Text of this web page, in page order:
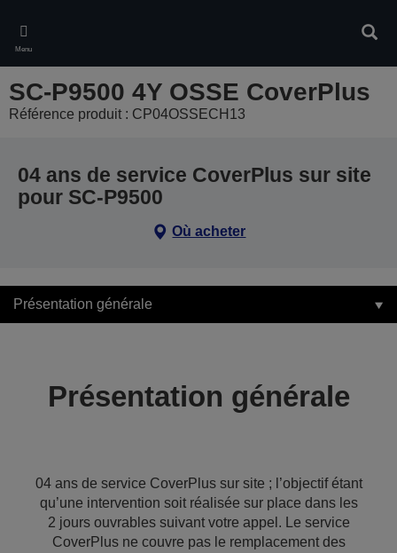
main
content
Menu
SC-P9500 4Y OSSE CoverPlus
Référence produit : CP04OSSECH13
04 ans de service CoverPlus sur site
pour SC-P9500
Où acheter
Présentation générale
Présentation générale
04 ans de service CoverPlus sur site ; l’objectif étant
qu’une intervention soit réalisée sur place dans les
2 jours ouvrables suivant votre appel. Le service
CoverPlus ne couvre pas le remplacement des